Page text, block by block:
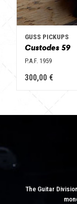
GUSS PICKUPS
Custodes 59
P.A.F. 1959
300,00 €
The Guitar